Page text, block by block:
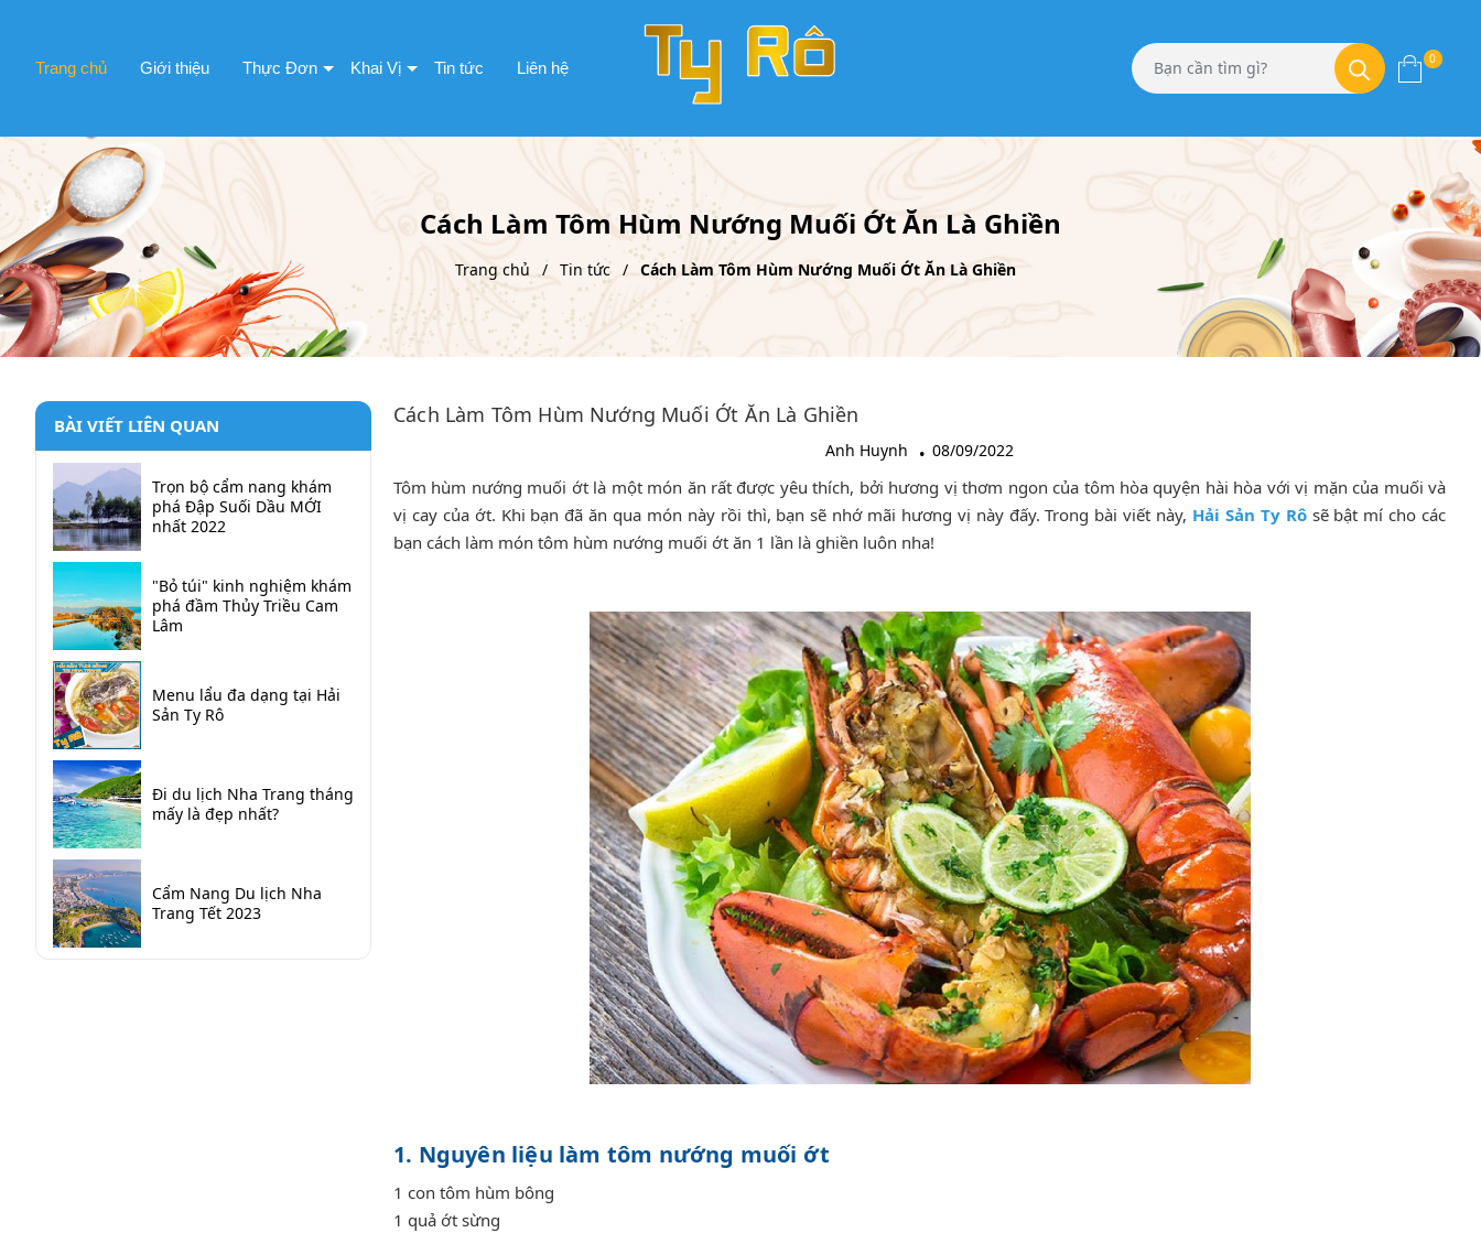
Trang chủ Giới thiệu Thực Đơn Khai Vị Tin tức Liên hệ 0
Cách Làm Tôm Hùm Nướng Muối Ớt Ăn Là Ghiền
Trang chủ Tin tức Cách Làm Tôm Hùm Nướng Muối Ớt Ăn Là Ghiền
Cách Làm Tôm Hùm Nướng Muối Ớt Ăn Là Ghiền
Anh Huynh 08/09/2022
Tôm hùm nướng muối ớt là một món ăn rất được yêu thích, bởi hương vị thơm ngon của tôm hòa quyện hài hòa với vị mặn của muối và
vị cay của ớt. Khi bạn đã ăn qua món này rồi thì, bạn sẽ nhớ mãi hương vị này đấy. Trong bài viết này, Hải Sản Ty Rôsẽ bật mí cho các
bạn cách làm món tôm hùm nướng muối ớt ăn 1 lần là ghiền luôn nha!
1. Nguyên liệu làm tôm nướng muối ớt
1 con tôm hùm bông
1 quả ớt sừng
BÀI VIẾT LIÊN QUAN
Trọn bộ cẩm nang khám
phá Đập Suối Dầu MỚI
nhất 2022
"Bỏ túi" kinh nghiệm khám
phá đầm Thủy Triều Cam
Lâm
Menu lẩu đa dạng tại Hải
Sản Ty Rô
Đi du lịch Nha Trang tháng
mấy là đẹp nhất?
Cẩm Nang Du lịch Nha
Trang Tết 2023